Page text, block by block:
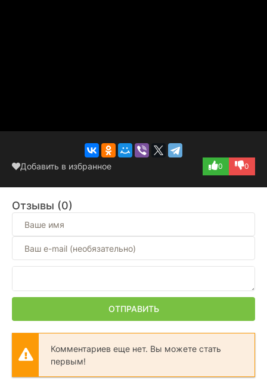
Добавить в избранное 0 0
Отзывы (0)
ОТПРАВИТЬ
Комментариев еще нет. Вы можете стать
первым!